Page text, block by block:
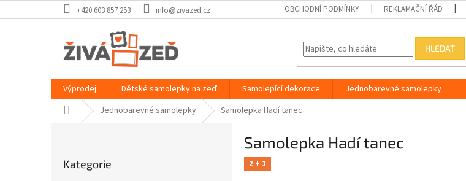
na
+420 603 857 253 info@zivazed.cz OBCHODNÍ PODMÍNKY REKLAMAČNÍ ŘÁD
HLEDAT
Výprodej Dětské samolepky na zeď Samolepící dekorace Jednobarevné samolepky
Domů Jednobarevné samolepky Samolepka Hadí tanec
kategorie
Kategorie
Samolepka Hadí tanec
2 + 1